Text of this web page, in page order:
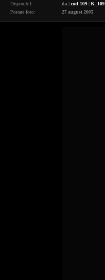
Disponibil: da | cod 109 | K_109
Postare foto:
27 august 2005